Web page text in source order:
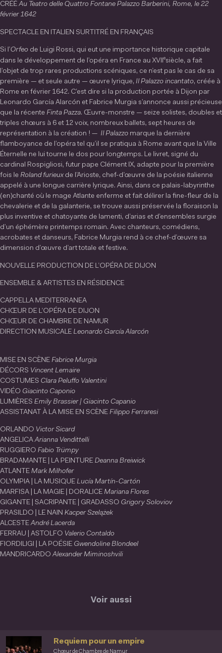
CRÉÉAu Teatro delle Quattro Fontane Palazzo Barberini, Rome, le 22
février 1642
SPECTACLE EN ITALIEN SURTITRÉ EN FRANÇAIS
Si l’Orfeo de Luigi Rossi, qui eut une importance historique capitale
dans le développement de l’opéra en France au XVIIesiècle, a fait
l’objet de trop rares productions scéniques, ce n’est pas le cas de sa
première — et seule autre — œuvre lyrique, Il Palazzo incantato, créée à
Rome en février 1642. C’est dire si la production portée à Dijon par
Leonardo García Alarcón et Fabrice Murgia s’annonce aussi précieuse
que la récente Finta Pazza. Œuvre-monstre — seize solistes, doubles et
triples chœurs à 6 et 12 voix, nombreux ballets, sept heures de
représentation à la création ! — Il Palazzo marque la dernière
flamboyance de l’opéra tel qu’il se pratiqua à Rome avant que la Ville
Éternelle ne lui tourne le dos pour longtemps. Le livret, signé du
cardinal Rospigliosi, futur pape Clément IX, adapte pour la première
fois le Roland furieuxde l’Arioste, chef-d’œuvre de la poésie italienne
appelé à une longue carrière lyrique. Ainsi, dans ce palais-labyrinthe
(en)chanté où le mage Atlante enferme et fait délirer la fine-fleur de la
chevalerie et de la galanterie, se trouve aussi préservée la floraison la
plus inventive et chatoyante de lamenti, d’arias et d’ensembles surgie
d’un éphémère printemps romain. Avec chanteurs, comédiens,
acrobates et danseurs, Fabrice Murgia rend à ce chef-d’œuvre sa
dimension d’œuvre d’art totale et festive.
NOUVELLE PRODUCTION DE L’OPÉRA DE DIJON
ENSEMBLE & ARTISTES EN RÉSIDENCE
CAPPELLA MEDITERRANEA
CHŒUR DE L’OPÉRA DE DIJON
CHŒUR DE CHAMBRE DE NAMUR
DIRECTION MUSICALE Leonardo García Alarcón
MISE EN SCÈNE Fabrice Murgia
DÉCORS Vincent Lemaire
COSTUMES Clara Peluffo Valentini
VIDÉO Giacinto Caponio
LUMIÈRES Emily Brassier | Giacinto Capanio
ASSISTANAT À LA MISE EN SCÈNE Filippo Ferraresi
ORLANDO Victor Sicard
ANGELICAArianna Vendittelli
RUGGIERO Fabio Trümpy
BRADAMANTE | LA PEINTURE Deanna Breiwick
ATLANTE Mark Milhofer
OLYMPIA | LA MUSIQUE Lucía Martín-Cartón
MARFISA | LA MAGIE | DORALICE Mariana Flores
GIGANTE | SACRIPANTE | GRADASSO Grigory Soloviov
PRASILDO | LE NAIN Kacper Szelążek
ALCESTEAndré Lacerda
FERRAU | ASTOLFO Valerio Contaldo
FIORDILIGI | LA POÉSIE Gwendoline Blondeel
MANDRICARDOAlexander Miminoshvili
Voir aussi
Chœur de Chambre de Namur
Requiem pour un empire